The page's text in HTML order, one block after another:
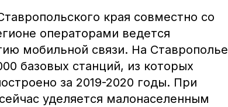
края совместно со
операторами ведется
мобильной связи. На Ставрополье
базовых станций, из которых
за 2019-2020 годы. При
уделяется малонаселенным